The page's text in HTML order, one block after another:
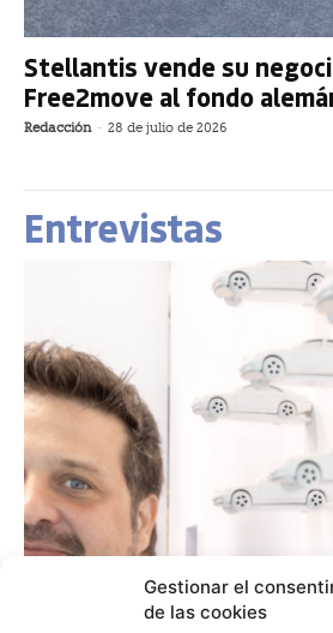
Gestionar el
de las cookies
Stellantis vende su
Free2move al fondo
Redacción - 28 de julio de 2026
Entrevistas